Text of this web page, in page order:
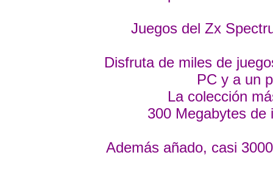
Juegos del Zx
Disfruta de miles de
PC y a un
La colección
300 Megabytes de
Además añado, casi